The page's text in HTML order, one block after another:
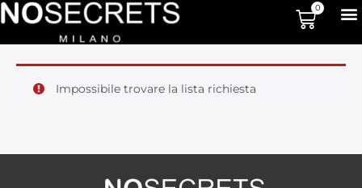
0
Impossibile trovare la lista richiesta